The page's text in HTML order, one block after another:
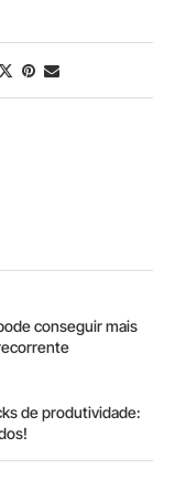
conseguir mais
de produtividade: